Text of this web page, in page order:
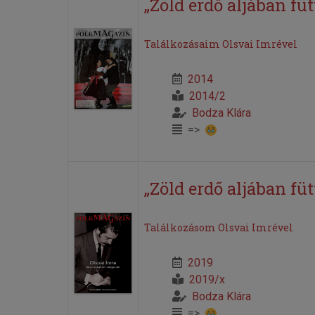
„Zöld erdő aljában
Találkozásaim Olsvai Imrével
2014
2014/2
Bodza Klára
=>
„Zöld erdő aljában
Találkozásom Olsvai Imrével
2019
2019/x
Bodza Klára